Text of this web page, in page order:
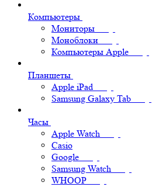
Компьютеры
Мониторы
Моноблоки
Компьютеры Apple
Планшеты
Apple iPad
Samsung Galaxy Tab
Часы
Apple Watch
Casio
Google
Samsung Watch
WHOOP